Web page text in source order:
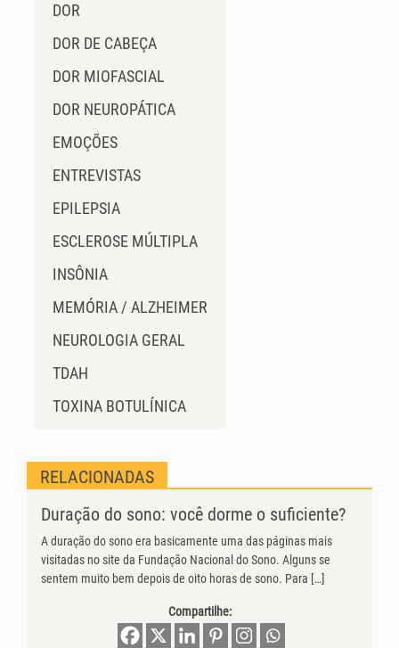
DOR
DOR DE CABEÇA
DOR MIOFASCIAL
DOR NEUROPÁTICA
EMOÇÕES
ENTREVISTAS
EPILEPSIA
ESCLEROSE MÚLTIPLA
INSÔNIA
MEMÓRIA / ALZHEIMER
NEUROLOGIA GERAL
TDAH
TOXINA BOTULÍNICA
RELACIONADAS
Duração do sono: você dorme o suficiente?
A duração do sono era basicamente uma das páginas mais
visitadas no site da Fundação Nacional do Sono. Alguns se
sentem muito bem depois de oito horas de sono. Para […]
Compartilhe: